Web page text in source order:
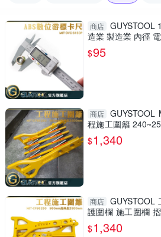
商店 GUYSTOOL
造業 製造業 內徑
P 防潑水 廠房
$95
商店
程施工圍籬
裝修 安全防護圍欄
$1,340
商店
護圍欄 施工圍欄
MIT-CF96250
$1,340